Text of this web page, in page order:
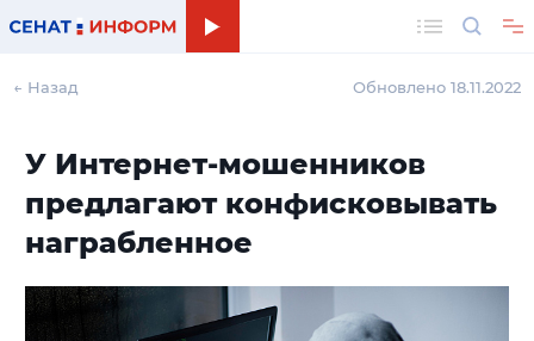
← Назад Обновлено 18.11.2022
У Интернет-мошенников
предлагают конфисковывать
награбленное